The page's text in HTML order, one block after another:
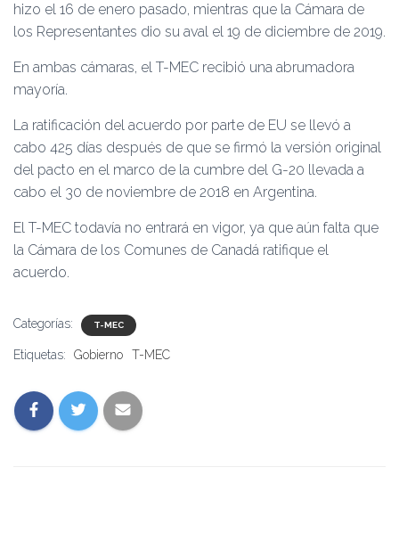
hizo el 16 de enero pasado, mientras que la Cámara de
los Representantes dio su aval el 19 de diciembre de 2019.
En ambas cámaras, el T-MEC recibió una abrumadora
mayoría.
La ratificación del acuerdo por parte de EU se llevó a
cabo 425 días después de que se firmó la versión original
del pacto en el marco de la cumbre del G-20 llevada a
cabo el 30 de noviembre de 2018 en Argentina.
El T-MEC todavía no entrará en vigor, ya que aún falta que
la Cámara de los Comunes de Canadá ratifique el
acuerdo.
Categorías: T-MEC
Etiquetas: Gobierno T-MEC